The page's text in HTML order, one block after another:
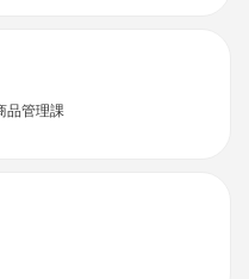
品管理課